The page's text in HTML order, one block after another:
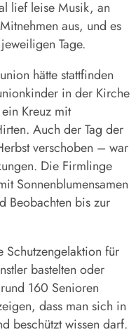
lief leise Musik, an
aus, und es
Tage.
hätte stattfinden
in der Kirche
Kreuz mit
Auch der Tag der
verschoben – war
Die Firmlinge
Sonnenblumensamen
Beobachten bis zur
Schutzengelaktion für
bastelten oder
160 Senioren
dass man sich in
beschützt wissen darf.